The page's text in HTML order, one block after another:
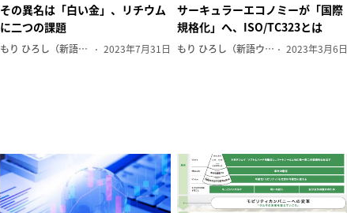
その異名は「白い金」、リチウム
に二つの課題
もり ひろし（新語ウォッチャー） 2023年7月31日
サーキュラーエコノミーが「国際
規格化」へ、ISO/TC323とは
もり ひろし（新語ウォッチャー） 2023年3月6日